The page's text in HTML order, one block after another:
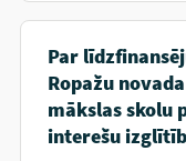
Par
Ropažu
mākslas skolu
interešu